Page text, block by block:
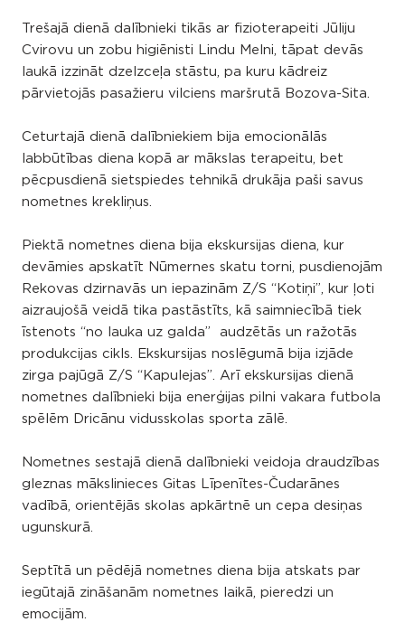
Trešajā dienā dalībnieki tikās ar fizioterapeiti Jūliju
Cvirovu un zobu higiēnisti Lindu Melni, tāpat devās
laukā izzināt dzelzceļa stāstu, pa kuru kādreiz
pārvietojās pasažieru vilciens maršrutā Bozova-Sita.
Ceturtajā dienā dalībniekiem bija emocionālās
labbūtības diena kopā ar mākslas terapeitu, bet
pēcpusdienā sietspiedes tehnikā drukāja paši savus
nometnes krekliņus.
Piektā nometnes diena bija ekskursijas diena, kur
devāmies apskatīt Nūmernes skatu torni, pusdienojām
Rekovas dzirnavās un iepazinām Z/S “Kotiņi”, kur ļoti
aizraujošā veidā tika pastāstīts, kā saimniecībā tiek
īstenots “no lauka uz galda” audzētās un ražotās
produkcijas cikls. Ekskursijas noslēgumā bija izjāde
zirga pajūgā Z/S “Kapulejas”. Arī ekskursijas dienā
nometnes dalībnieki bija enerģijas pilni vakara futbola
spēlēm Dricānu vidusskolas sporta zālē.
Nometnes sestajā dienā dalībnieki veidoja draudzības
gleznas mākslinieces Gitas Līpenītes-Čudarānes
vadībā, orientējās skolas apkārtnē un cepa desiņas
ugunskurā.
Septītā un pēdējā nometnes diena bija atskats par
iegūtajā zināšanām nometnes laikā, pieredzi un
emocijām.